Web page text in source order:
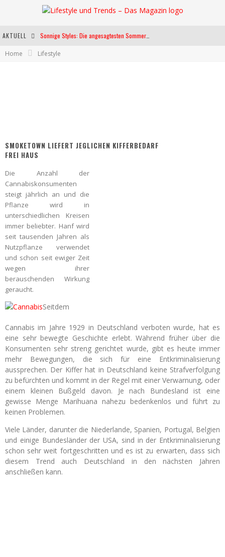
AKTUELL
Home Lifestyle
SMOKETOWN LIEFERT JEGLICHEN KIFFERBEDARF
FREI HAUS
Die Anzahl der
Cannabiskonsumenten
steigt jährlich an und die
Pflanze wird in
unterschiedlichen Kreisen
immer beliebter. Hanf wird
seit tausenden Jahren als
Nutzpflanze verwendet
und schon seit ewiger Zeit
wegen ihrer
berauschenden Wirkung
geraucht.
Seitdem
Cannabis im Jahre 1929 in Deutschland verboten wurde, hat es
eine sehr bewegte Geschichte erlebt. Während früher über die
Konsumenten sehr streng gerichtet wurde, gibt es heute immer
mehr Bewegungen, die sich für eine Entkriminalisierung
aussprechen. Der Kiffer hat in Deutschland keine Strafverfolgung
zu befürchten und kommt in der Regel mit einer Verwarnung, oder
einem kleinen Bußgeld davon. Je nach Bundesland ist eine
gewisse Menge Marihuana nahezu bedenkenlos und führt zu
keinen Problemen.
Viele Länder, darunter die Niederlande, Spanien, Portugal, Belgien
und einige Bundesländer der USA, sind in der Entkriminalisierung
schon sehr weit fortgeschritten und es ist zu erwarten, dass sich
diesem Trend auch Deutschland in den nächsten Jahren
anschließen kann.